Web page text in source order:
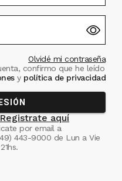
Olvidé mi contraseña
confirmo que he leído
ypolítica de privacidad
Registrate aquí
por email a
443-9000 de Lun a Vie